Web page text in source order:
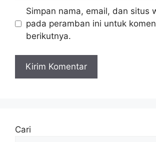
Simpan nama, email, dan situs
pada peramban ini untuk
berikutnya.
Cari